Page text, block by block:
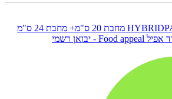
סט 3 מחבתות HYBRIDPAN מחבת 20 ס"מ+ מחבת 24 ס"מ